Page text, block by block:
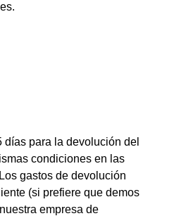
días para la devolución del
condiciones en las
gastos de devolución
(si prefiere que demos
empresa de